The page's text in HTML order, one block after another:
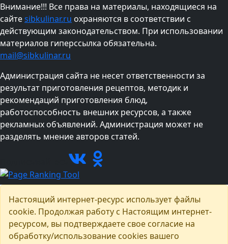
Внимание!!! Все права на материалы, находящиеся на
сайтеsibkulinar.ru охраняются в соответствии с
действующим законодательством. При использовании
материалов гиперссылка обязательна.
mail@sibkulinar.ru
Администрация сайта не несет ответственности за
результат приготовления рецептов, методик и
рекомендаций приготовления блюд,
работоспособность внешних ресурсов, а также
рекламных объявлений. Администрация может не
разделять мнение авторов статей.
Настоящий интернет-ресурс использует файлы
cookie. Продолжая работу с Настоящим интернет-
ресурсом, вы подтверждаете свое согласие на
обработку/использование cookies вашего